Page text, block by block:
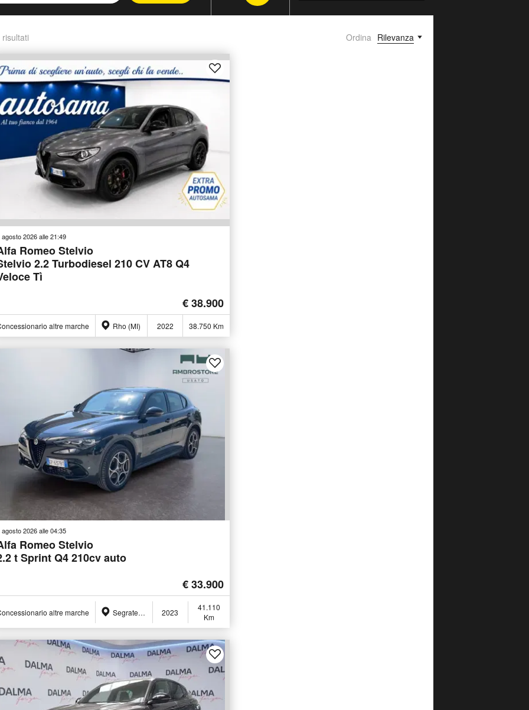
risultati Ordina Rilevanza
agosto 2026 alle 21:49
Romeo Stelvio
2.2 Turbodiesel 210 CV AT8 Q4
Tì
€ 38.900
altre marche Rho (MI) 2022 38.750 Km
agosto 2026 alle 04:35
Romeo Stelvio
t Sprint Q4 210cv auto
€ 33.900
altre marche Segrate (MI) 2023
41.110
Km